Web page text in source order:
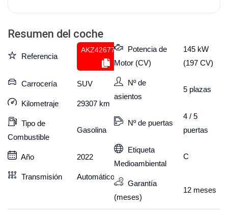
Resumen del coche
Referencia
AKZ426779608
Carrocería SUV
Kilometraje 29307 km
Tipo de
Combustible
Gasolina
Año 2022
Transmisión Automático
Potencia de
Motor (CV)
145 kW
(197 CV)
Nº de
asientos
5 plazas
Nº de puertas
4 / 5
puertas
Etiqueta
Medioambiental
C
Garantía
(meses)
12 meses